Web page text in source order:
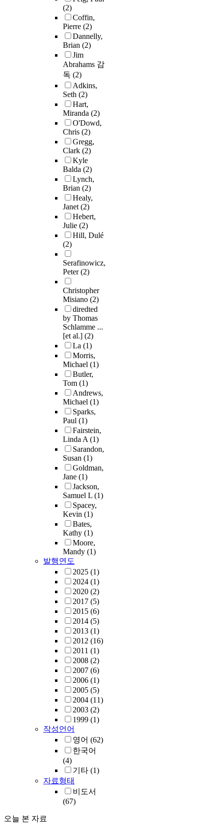
(2)
Coffin,
Pierre (2)
Dannelly,
Brian (2)
Jim
Abrahams 감
독 (2)
Adkins,
Seth (2)
Hart,
Miranda (2)
O'Dowd,
Chris (2)
Gregg,
Clark (2)
Kyle
Balda (2)
Lynch,
Brian (2)
Healy,
Janet(2)
Hebert,
Julie (2)
Hill, Dulé
(2)
Serafinowicz,
Peter(2)
Christopher
Misiano (2)
diredted
by Thomas
Schlamme ...
[et al.] (2)
La (1)
Morris,
Michael (1)
Butler,
Tom (1)
Andrews,
Michael (1)
Sparks,
Paul (1)
Fairstein,
Linda A(1)
Sarandon,
Susan (1)
Goldman,
Jane (1)
Jackson,
Samuel L (1)
Spacey,
Kevin (1)
Bates,
Kathy (1)
Moore,
Mandy (1)
발행연도
2025 (1)
2024 (1)
2020 (2)
2017 (5)
2015 (6)
2014 (5)
2013 (1)
2012 (16)
2011 (1)
2008 (2)
2007 (6)
2006 (1)
2005 (5)
2004 (11)
2003 (2)
1999 (1)
작성언어
영어 (62)
한국어
(4)
기타 (1)
자료형태
비도서
(67)
오늘 본 자료